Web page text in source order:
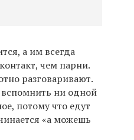
а им всегда
чем парни.
разговаривают.
вспомнить ни одной
потому что едут
«а можешь